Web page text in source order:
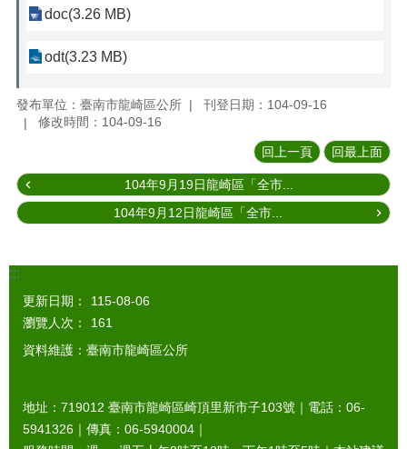
doc(3.26 MB)
odt(3.23 MB)
發布單位：臺南市龍崎區公所
刊登日期：104-09-16
修改時間：104-09-16
回上一頁 回最上面
104年9月19日龍崎區「全市...
104年9月12日龍崎區「全市...
:::
更新日期：
115-08-06
瀏覽人次：
161
資料維護：臺南市龍崎區公所
地址：719012 臺南市龍崎區崎頂里新市子103號｜電話：06-
5941326｜傳真：06-5940004｜